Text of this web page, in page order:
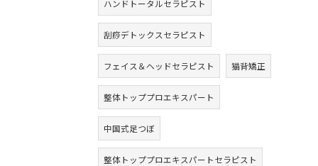
ハンドトータルセラピスト
刮痧デトックスセラピスト
フェイス＆ヘッドセラピスト 猫背矯正
整体トッププロエキスパート
中国式足つぼ
整体トッププロエキスパートセラピスト